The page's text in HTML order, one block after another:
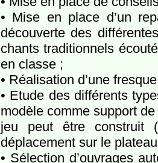
• Mise en place d’un
découverte des
chants traditionnels
en classe ;
• Réalisation d’une
• Etude des différents
modèle comme support
jeu peut être construit
déplacement sur le
• Sélection d’ouvrages